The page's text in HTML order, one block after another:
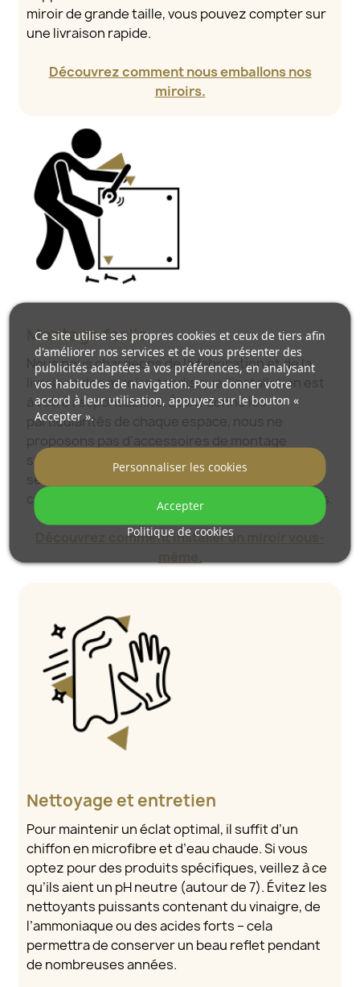
miroir de grande taille, vous pouvez compter sur
une livraison rapide.
Découvrez comment nous emballons nos
miroirs.
Montage facile
Nous nous chargeons de la fabrication et de la
livraison des miroirs, tandis que l’installation est
à votre responsabilité. Étant donné les
particularités de chaque espace, nous ne
proposons pas d’accessoires de montage
standards. Cela vous offre la liberté de
sélectionner les chevilles ou crochets qui
conviennent le mieux à vos murs et à vos besoins.
Découvrez comment installer un miroir vous-
Nettoyage et entretien
Pour maintenir un éclat optimal, il suffit d’un
chiffon en microfibre et d’eau chaude. Si vous
optez pour des produits spécifiques, veillez à ce
qu’ils aient un pH neutre (autour de 7). Évitez les
nettoyants puissants contenant du vinaigre, de
l’ammoniaque ou des acides forts – cela
permettra de conserver un beau reflet pendant
de nombreuses années.
Ce site utilise ses propres cookies et ceux de tiers afin
d'améliorer nos services et de vous présenter des
publicités adaptées à vos préférences, en analysant
vos habitudes de navigation. Pour donner votre
accord à leur utilisation, appuyez sur le bouton «
Accepter ».
Politique de cookies
Personnaliser les cookies
Accepter